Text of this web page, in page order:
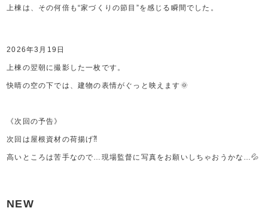
上棟は、その何倍も“家づくりの節目”を感じる瞬間でした。
2026年3月19日
上棟の翌朝に撮影した一枚です。
快晴の空の下では、建物の表情がぐっと映えます🌞
《次回の予告》
次回は屋根資材の荷揚げ⁈
高いところは苦手なので…現場監督に写真をお願いしちゃおうかな…💦
NEW